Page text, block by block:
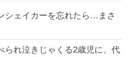
シェイカーを忘れたら…まさ
られ泣きじゃくる2歳児に、代